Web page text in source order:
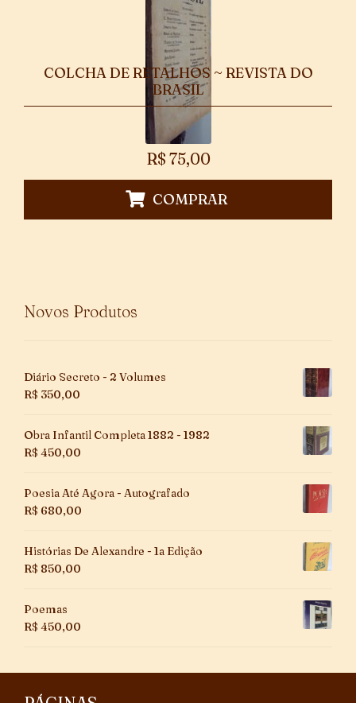
COLCHA DE RETALHOS ~ REVISTA DO
BRASIL
R$ 75,00
COMPRAR
Novos Produtos
Diário Secreto - 2 Volumes
R$ 350,00
Obra Infantil Completa 1882 - 1982
R$ 450,00
Poesia Até Agora - Autografado
R$ 680,00
Histórias De Alexandre - 1a Edição
R$ 850,00
Poemas
R$ 450,00